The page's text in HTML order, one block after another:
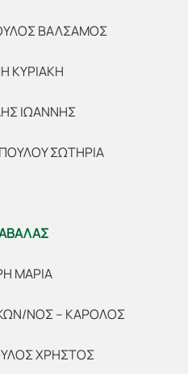
ΒΑΛΣΑΜΟΣ
ΚΥΡΙΑΚΗ
ΙΩΑΝΝΗΣ
ΣΩΤΗΡΙΑ
ΜΑΡΙΑ
ΝΟΣ – ΚΑΡΟΛΟΣ
ΧΡΗΣΤΟΣ